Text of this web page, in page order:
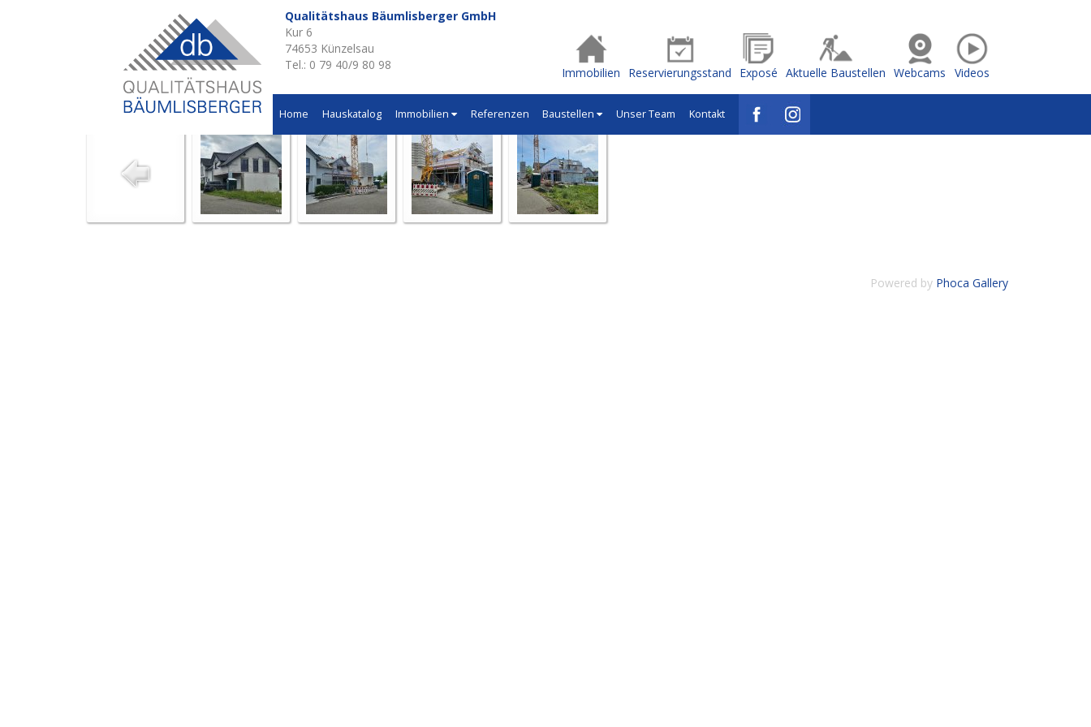
Qualitätshaus Bäumlisberger GmbH
Kur 6
74653 Künzelsau
Tel.: 0 79 40/9 80 98
Immobilien Reservierungsstand Exposé Aktuelle Baustellen Webcams Videos
Home Hauskatalog Immobilien Referenzen Baustellen Unser Team Kontakt
Aktuelle Baustellen - Q632
Anbau an bestehendes Einfamilienhaus
Powered by Phoca Gallery